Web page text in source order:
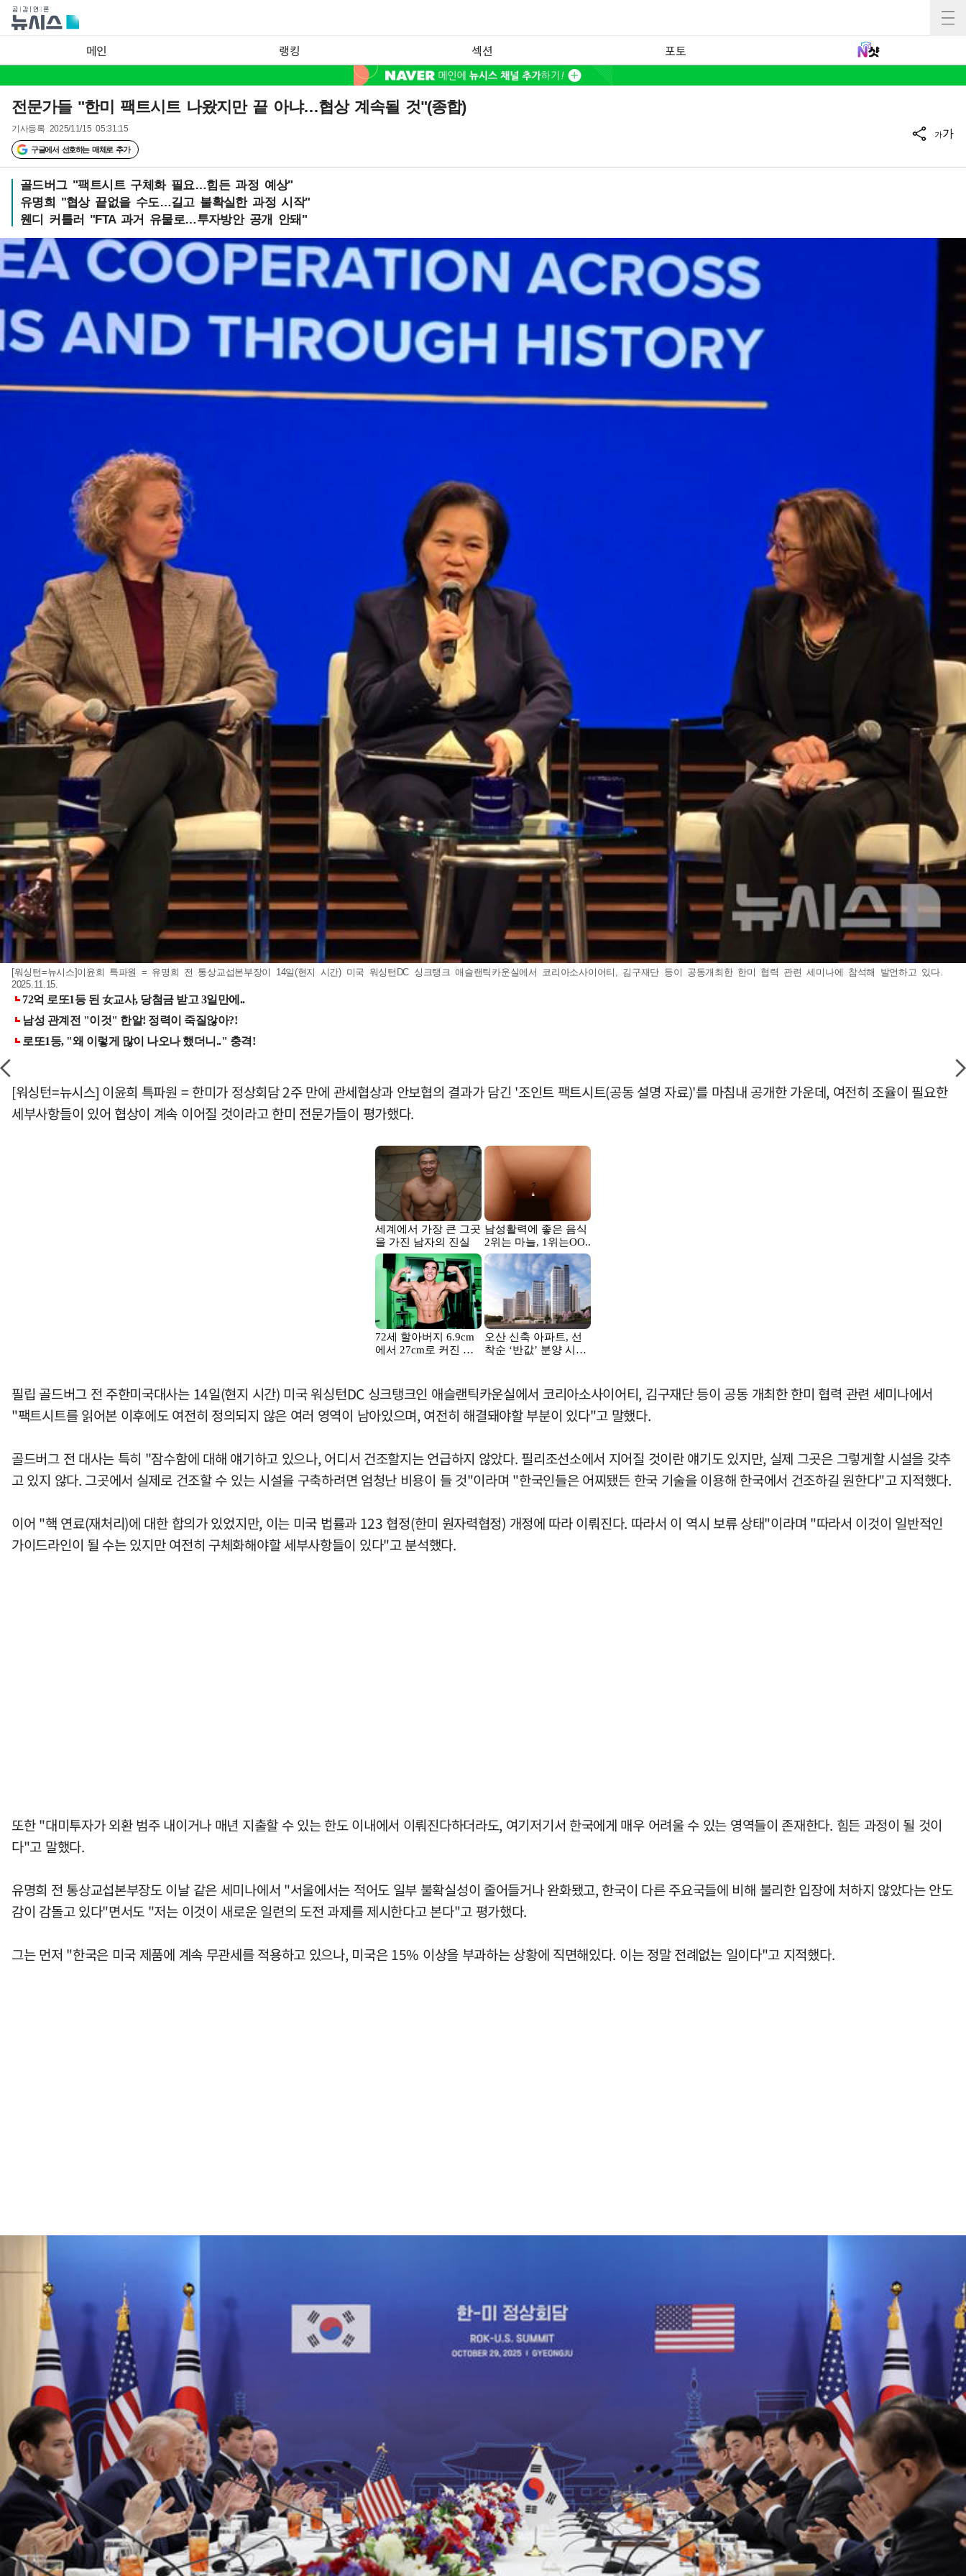
메인 랭킹 섹션 포토
전문가들 "한미 팩트시트 나왔지만 끝 아냐…협상 계속될 것"(종합)
기사등록 2025/11/15 05:31:15
구글에서 선호하는 매체로 추가
가가
골드버그 "팩트시트 구체화 필요…힘든 과정 예상"
유명희 "협상 끝없을 수도…길고 불확실한 과정 시작"
웬디 커틀러 "FTA 과거 유물로…투자방안 공개 안돼"
[워싱턴=뉴시스]이윤희 특파원 = 유명희 전 통상교섭본부장이 14일(현지 시간) 미국 워싱턴DC 싱크탱크 애슬랜틱카운실에서 코리아소사이어티, 김구재단 등이 공동개최한 한미 협력 관련 세미나에 참석해 발언하고 있다.
2025.11.15.
[워싱턴=뉴시스] 이윤희 특파원 = 한미가 정상회담 2주 만에 관세협상과 안보협의 결과가 담긴 '조인트 팩트시트(공동 설명 자료)'를 마침내 공개한 가운데, 여전히 조율이 필요한
세부사항들이 있어 협상이 계속 이어질 것이라고 한미 전문가들이 평가했다.
필립 골드버그 전 주한미국대사는 14일(현지 시간) 미국 워싱턴DC 싱크탱크인 애슬랜틱카운실에서 코리아소사이어티, 김구재단 등이 공동 개최한 한미 협력 관련 세미나에서
"팩트시트를 읽어본 이후에도 여전히 정의되지 않은 여러 영역이 남아있으며, 여전히 해결돼야할 부분이 있다"고 말했다.
골드버그 전 대사는 특히 "잠수함에 대해 얘기하고 있으나, 어디서 건조할지는 언급하지 않았다. 필리조선소에서 지어질 것이란 얘기도 있지만, 실제 그곳은 그렇게할 시설을 갖추
고 있지 않다. 그곳에서 실제로 건조할 수 있는 시설을 구축하려면 엄청난 비용이 들 것"이라며 "한국인들은 어찌됐든 한국 기술을 이용해 한국에서 건조하길 원한다"고 지적했다.
이어 "핵 연료(재처리)에 대한 합의가 있었지만, 이는 미국 법률과 123 협정(한미 원자력협정) 개정에 따라 이뤄진다. 따라서 이 역시 보류 상태"이라며 "따라서 이것이 일반적인
가이드라인이 될 수는 있지만 여전히 구체화해야할 세부사항들이 있다"고 분석했다.
또한 "대미투자가 외환 범주 내이거나 매년 지출할 수 있는 한도 이내에서 이뤄진다하더라도, 여기저기서 한국에게 매우 어려울 수 있는 영역들이 존재한다. 힘든 과정이 될 것이
다"고 말했다.
유명희 전 통상교섭본부장도 이날 같은 세미나에서 "서울에서는 적어도 일부 불확실성이 줄어들거나 완화됐고, 한국이 다른 주요국들에 비해 불리한 입장에 처하지 않았다는 안도
감이 감돌고 있다"면서도 "저는 이것이 새로운 일련의 도전 과제를 제시한다고 본다"고 평가했다.
그는 먼저 "한국은 미국 제품에 계속 무관세를 적용하고 있으나, 미국은 15% 이상을 부과하는 상황에 직면해있다. 이는 정말 전례없는 일이다"고 지적했다.